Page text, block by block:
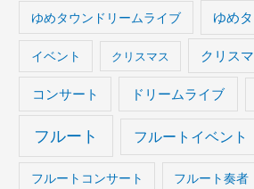
ゆめタウンドリームライブ ゆめ
イベント クリスマス クリス
コンサート ドリームライブ
フルート フルートイベント
フルートコンサート フルート奏者